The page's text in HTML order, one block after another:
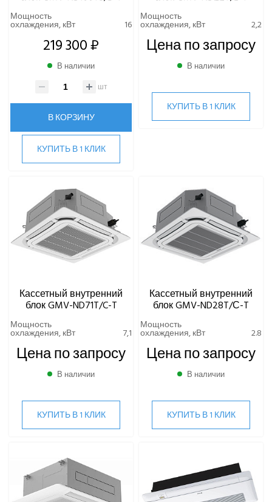
Мощность
охлаждения, кВт 16
219 300 ₽
В наличии
шт
В КОРЗИНУ
КУПИТЬ В 1 КЛИК
Мощность
охлаждения, кВт 2,2
Цена по запросу
В наличии
КУПИТЬ В 1 КЛИК
Кассетный внутренний
блок GMV-ND71T/C-T
Мощность
охлаждения, кВт 7,1
Цена по запросу
В наличии
КУПИТЬ В 1 КЛИК
Кассетный внутренний
блок GMV-ND28T/С-T
Мощность
охлаждения, кВт 2.8
Цена по запросу
В наличии
КУПИТЬ В 1 КЛИК